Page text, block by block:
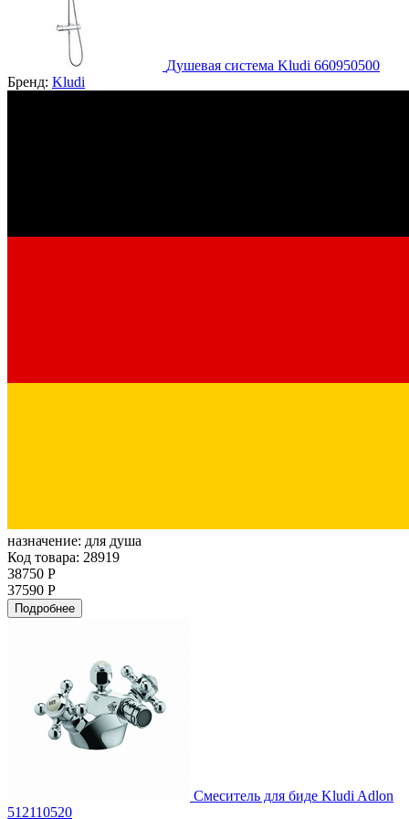
Душевая система Kludi 660950500
Бренд: Kludi
назначение: для душа
Код товара: 28919
38750 Р
37590 Р
Подробнее
Смеситель для биде Kludi Adlon
512110520